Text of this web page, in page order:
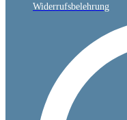
Widerrufsbelehrung